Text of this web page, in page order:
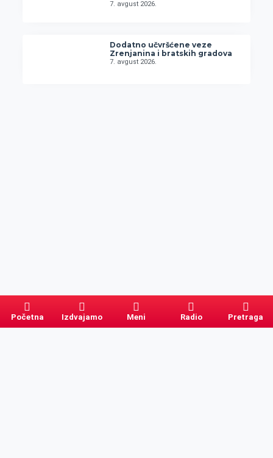
7. avgust 2026.
Dodatno učvršćene veze
Zrenjanina i bratskih gradova
7. avgust 2026.
Početna Izdvajamo Meni Radio Pretraga